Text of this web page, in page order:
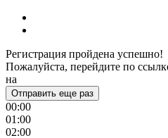
Регистрация пройдена успешно!
Пожалуйста, перейдите по
на
Отправить еще раз
00:00
01:00
02:00